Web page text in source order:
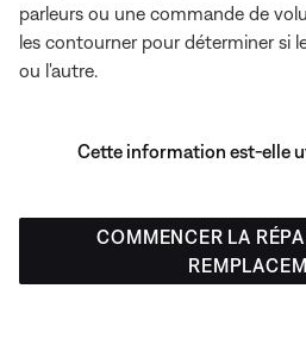
parleurs ou une commande de
les contourner pour déterminer si
ou l'autre.
Cette information est-elle
COMMENCER LA